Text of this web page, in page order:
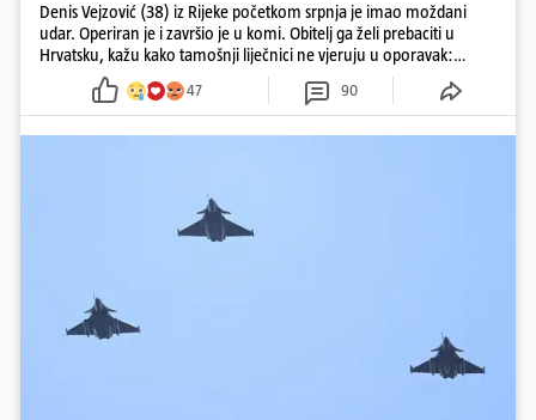
Denis Vejzović (38) iz Rijeke početkom srpnja je imao moždani
udar. Operiran je i završio je u komi. Obitelj ga želi prebaciti u
Hrvatsku, kažu kako tamošnji liječnici ne vjeruju u oporavak:
'Imamo 72 sata'
47 90